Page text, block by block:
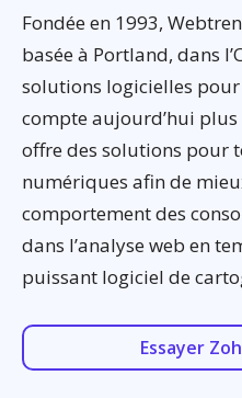
Fondée en 1993,
basée à Portland, dans
solutions logicielles
compte aujourd’hui plus
offre des solutions pour
numériques afin de
comportement des
dans l’analyse web en
puissant logiciel de
Essayer